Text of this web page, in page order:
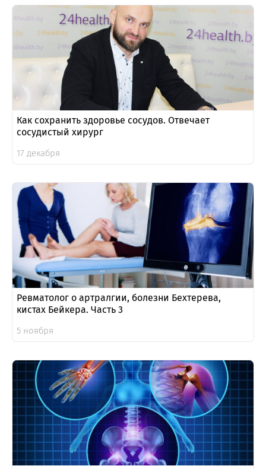
Как сохранить здоровье сосудов. Отвечает
сосудистый хирург
17 декабря
Ревматолог о артралгии, болезни Бехтерева,
кистах Бейкера. Часть 3
5 ноября